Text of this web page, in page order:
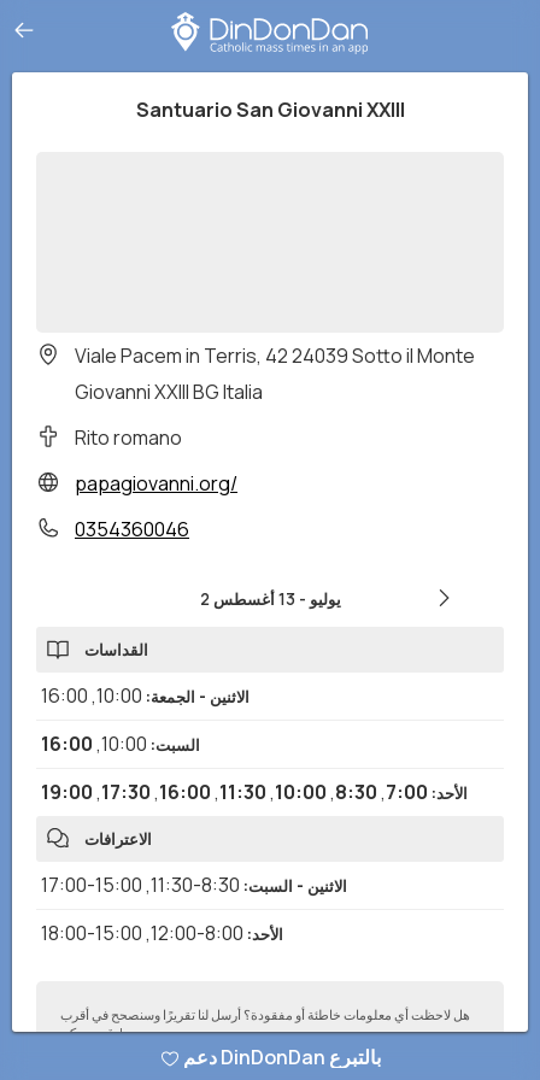
Santuario San Giovanni XXIII
Viale Pacem in Terris, 42 24039 Sotto il Monte
Giovanni XXIII BG Italia
Rito romano
papagiovanni.org/
0354360046
2 يوليو -13 أغسطس
القداسات
الاثنين - الجمعة:
10:00
,
16:00
السبت:
10:00
,
16:00
الأحد:
7:00
,
8:30
,
10:00
,
11:30
,
16:00
,
17:30
,
19:00
الاعترافات
الاثنين - السبت:
8:30-11:30
,
15:00-17:00
الأحد:
8:00-12:00
,
15:00-18:00
هل لاحظت أي معلومات خاطئة أو مفقودة؟ أرسل لنا تقريرًا وسنصحح في أقرب
وقت ممكن!
دعم DinDonDan بالتبرع